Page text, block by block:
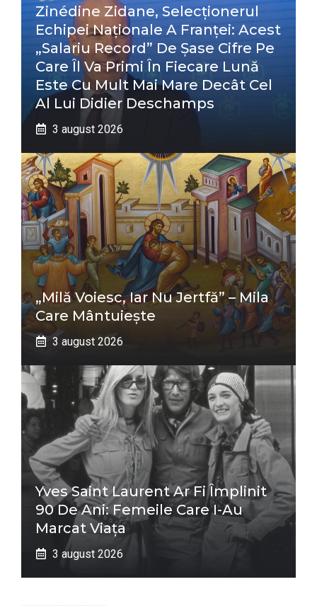
Zinédine Zidane, Selecționerul
Echipei Naționale A Franței: Acest
„salariu Record” De Șase Cifre Pe
Care Îl Va Primi În Fiecare Lună
Este Cu Mult Mai Mare Decât Cel
Al Lui Didier Deschamps
3 august 2026
„Milă Voiesc, Iar Nu Jertfă” – Mila
Care Mântuiește
3 august 2026
Yves Saint Laurent Ar Fi Împlinit
90 De Ani: Femeile Care I-Au
Marcat Viața
3 august 2026